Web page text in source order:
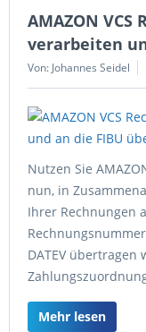
AMAZON
verarbeiten
Von: Johannes Seidel
Nutzen Sie
nun, in
Ihrer Rechnungen
DATEV übertragen
Mehr lesen